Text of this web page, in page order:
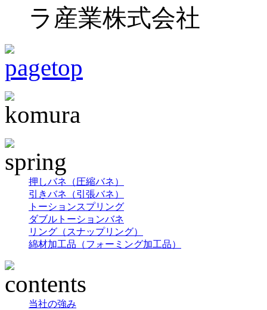
ラ産業株式会社
押しバネ（圧縮バネ）
引きバネ（引張バネ）
トーションスプリング
ダブルトーションバネ
リング（スナップリング）
綿材加工品（フォーミング加工品）
当社の強み